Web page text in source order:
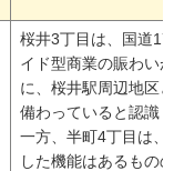
桜井3丁目は、国道
イド型商業の賑わい
に、桜井駅周辺地区
備わっていると認識
一方、半町4丁目は
した機能はあるもの